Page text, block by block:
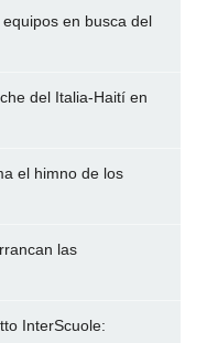
en busca del
del Italia-Haití en
el himno de los
las
InterScuole: